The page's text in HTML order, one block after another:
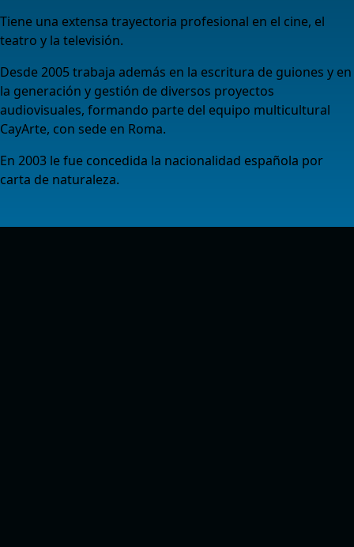
Tiene una extensa trayectoria profesional en el cine, el
teatro y la televisión.
Desde 2005 trabaja además en la escritura de guiones y en
la generación y gestión de diversos proyectos
audiovisuales, formando parte del equipo multicultural
CayArte, con sede en Roma.
En 2003 le fue concedida la nacionalidad española por
carta de naturaleza.